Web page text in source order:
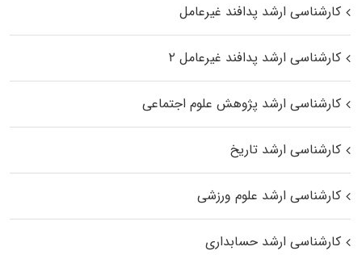
کارشناسی ارشد پدافند غیرعامل
کارشناسی ارشد پدافند غیرعامل ۲
کارشناسی ارشد پژوهش علوم اجتماعی
کارشناسی ارشد تاریخ
کارشناسی ارشد علوم ورزشی
کارشناسی ارشد حسابداری